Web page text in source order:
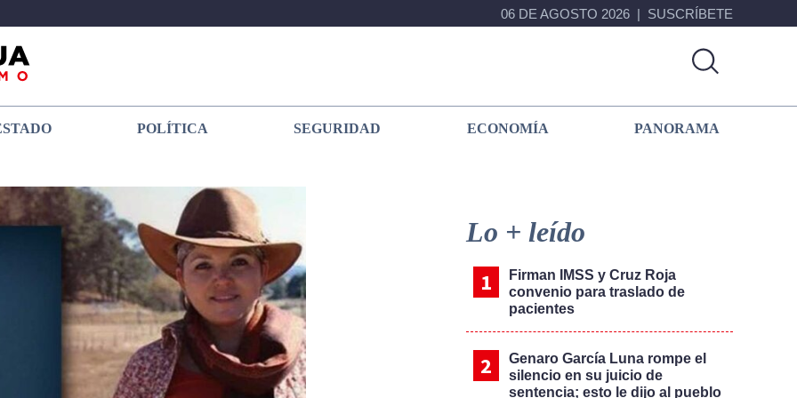
06 DE AGOSTO 2026 SUSCRÍBETE
POLÍTICA SEGURIDAD ECONOMÍA PANORAMA
Sidebar
Lo + leído
Firman IMSS y Cruz Roja
convenio para traslado de
pacientes
Genaro García Luna rompe el
silencio en su juicio de
sentencia; esto le dijo al pueblo